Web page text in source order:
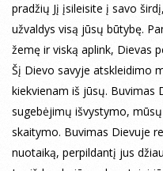
pradžių Jį įsileisite į savo
užvaldys visą jūsų būtybę.
žemę ir viską aplink, Dievas
Šį Dievo savyje atskleidimo
kiekvienam iš jūsų. Buvimas
sugebėjimų išvystymo,
skaitymo. Buvimas Dievuje
nuotaiką, perpildantį jus